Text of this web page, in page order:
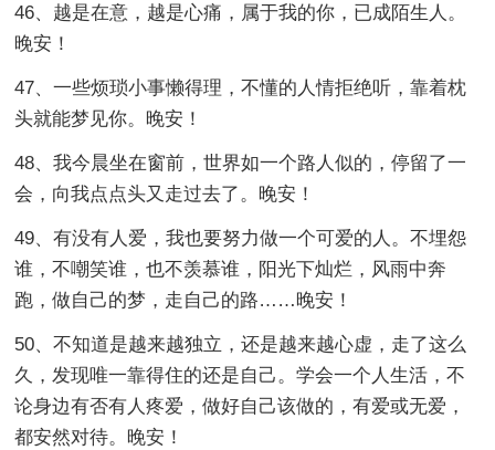
46、越是在意，越是心痛，属于我的你，已成陌生人。
晚安！
47、一些烦琐小事懒得理，不懂的人情拒绝听，靠着枕
头就能梦见你。晚安！
48、我今晨坐在窗前，世界如一个路人似的，停留了一
会，向我点点头又走过去了。晚安！
49、有没有人爱，我也要努力做一个可爱的人。不埋怨
谁，不嘲笑谁，也不羡慕谁，阳光下灿烂，风雨中奔
跑，做自己的梦，走自己的路……晚安！
50、不知道是越来越独立，还是越来越心虚，走了这么
久，发现唯一靠得住的还是自己。学会一个人生活，不
论身边有否有人疼爱，做好自己该做的，有爱或无爱，
都安然对待。晚安！